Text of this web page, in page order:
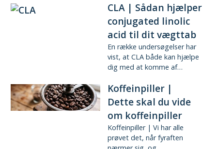
CLA | Sådan hjælper
conjugated linolic
acid til dit vægttab
En række undersøgelser har
vist, at CLA både kan hjælpe
dig med at komme af…
Koffeinpiller |
Dette skal du vide
om koffeinpiller
Koffeinpiller | Vi har alle
prøvet det, når fyraften